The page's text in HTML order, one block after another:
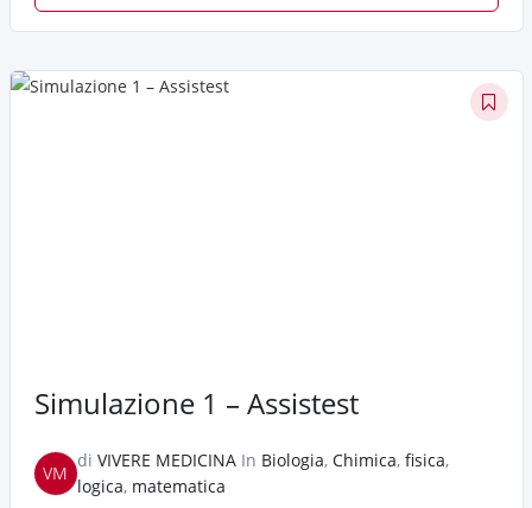
Simulazione 1 – Assistest
VM
di VIVERE MEDICINAIn Biologia, Chimica, fisica,
logica, matematica